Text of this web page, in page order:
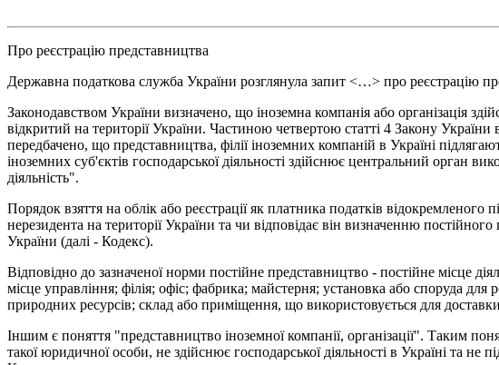
Про реєстрацію представництва
Державна податкова служба України розглянула запит <…> про реєстрацію
Законодавством України визначено, що іноземна компанія або організація
відкритий на території України. Частиною четвертою статті 4 Закону
передбачено, що представництва, філії іноземних компаній в Україні
іноземних суб'єктів господарської діяльності здійснює центральний орган
діяльність".
Порядок взяття на облік або реєстрації як платника податків відокремленого
нерезидента на території України та чи відповідає він визначенню
України (далі - Кодекс).
Відповідно до зазначеної норми постійне представництво - постійне місце
місце управління; філія; офіс; фабрика; майстерня; установка або споруда
природних ресурсів; склад або приміщення, що використовується для
Іншим є поняття "представництво іноземної компанії, організації". Таким
такої юридичної особи, не здійснює господарської діяльності в Україні та